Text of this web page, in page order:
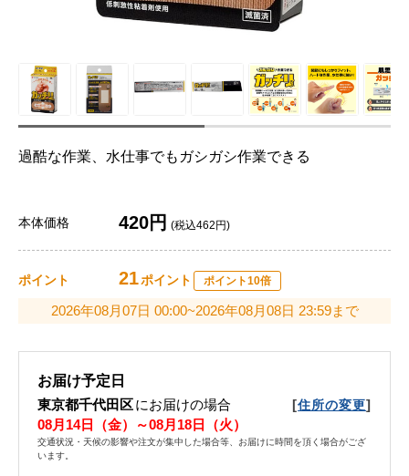
過酷な作業、水仕事でもガシガシ作業できる
本体価格 420円 (税込462円)
ポイント 21ポイント ポイント10倍
2026年08月07日 00:00~2026年08月08日 23:59まで
お届け予定日
東京都千代田区にお届けの場合 [住所の変更]
08月14日（金）～08月18日（火）
交通状況・天候の影響や注文が集中した場合等、お届けに時間を頂く場合がござ
います。